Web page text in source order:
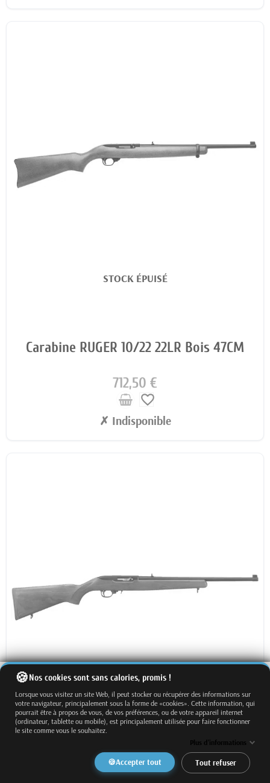
STOCK ÉPUISÉ
Carabine RUGER 10/22 22LR Bois 47CM
712,50 €
favorite_border
✗ Indisponible
STOCK ÉPUISÉ
Carabine RUGER 10/22 Sporter 22LR 18.5"
Nos cookies sont sans calories, promis !
Lorsque vous visitez un site Web, il peut stocker ou récupérer des informations sur
votre navigateur, principalement sous la forme de «cookies». Cette information, qui
pourrait être à propos de vous, de vos préférences, ou de votre appareil internet
(ordinateur, tablette ou mobile), est principalement utilisée pour faire fonctionner
le site comme vous le souhaitez.
Plus d'informations
Accepter tout Tout refuser